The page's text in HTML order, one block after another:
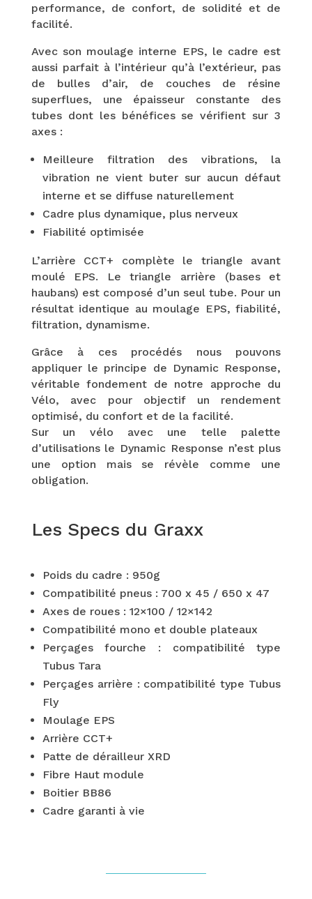
performance, de confort, de solidité et de
facilité.
Avec son moulage interne EPS, le cadre est
aussi parfait à l’intérieur qu’à l’extérieur, pas
de bulles d’air, de couches de résine
superflues, une épaisseur constante des
tubes dont les bénéfices se vérifient sur 3
axes :
Meilleure filtration des vibrations, la
vibration ne vient buter sur aucun défaut
interne et se diffuse naturellement
Cadre plus dynamique, plus nerveux
Fiabilité optimisée
L’arrière CCT+ complète le triangle avant
moulé EPS. Le triangle arrière (bases et
haubans) est composé d’un seul tube. Pour un
résultat identique au moulage EPS, fiabilité,
filtration, dynamisme.
Grâce à ces procédés nous pouvons
appliquer le principe de Dynamic Response,
véritable fondement de notre approche du
Vélo, avec pour objectif un rendement
optimisé, du confort et de la facilité.
Sur un vélo avec une telle palette
d’utilisations le Dynamic Response n’est plus
une option mais se révèle comme une
obligation.
Les Specs du Graxx
Poids du cadre : 950g
Compatibilité pneus : 700 x 45 / 650 x 47
Axes de roues : 12×100 / 12×142
Compatibilité mono et double plateaux
Perçages fourche : compatibilité type
Tubus Tara
Perçages arrière : compatibilité type Tubus
Fly
Moulage EPS
Arrière CCT+
Patte de dérailleur XRD
Fibre Haut module
Boitier BB86
Cadre garanti à vie